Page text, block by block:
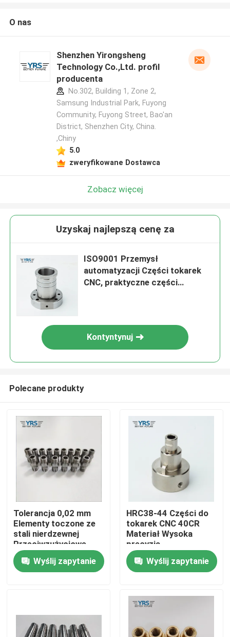
Dom
Produkty
O nas
Kontrola jakości
O nas
Shenzhen Yirongsheng
Technology Co.,Ltd. profil
producenta
No.302, Building 1, Zone 2,
Samsung Industrial Park, Fuyong
Community, Fuyong Street, Bao'an
District, Shenzhen City, China.
,Chiny
5.0
zweryfikowane Dostawca
Zobacz więcej
Uzyskaj najlepszą cenę za
ISO9001 Przemysł
automatyzacji Części tokarek
CNC, praktyczne części
Kontyntynuj
Polecane produkty
Tolerancja 0,02 mm
Elementy toczone ze
stali nierdzewnej
Przeciwzużyciowe
złącze rur olejowych
Wyślij zapytanie
HRC38-44 Części do
tokarek CNC 40CR
Materiał Wysoka
precyzja
Wyślij zapytanie